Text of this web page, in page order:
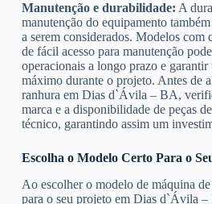
Manutenção e durabilidade: A
manutenção do equipamento
a serem considerados. Modelos com
de fácil acesso para manutenção
operacionais a longo prazo e
máximo durante o projeto. Antes de
ranhura em Dias d`Ávila – BA,
marca e a disponibilidade de peças
técnico, garantindo assim um
Escolha o Modelo Certo Para o
Ao escolher o modelo de máquina
para o seu projeto em Dias d`Ávila